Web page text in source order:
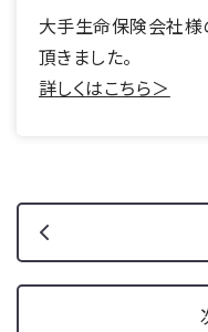
大手生命保険会社様
頂きました。
詳しくはこちら＞